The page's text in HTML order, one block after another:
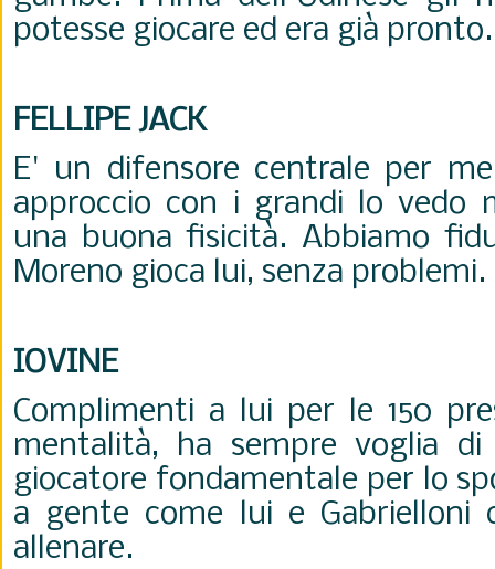
potesse giocare ed era già
FELLIPE JACK
E' un difensore centrale per
approccio con i grandi lo vedo
una buona fisicità. Abbiamo
Moreno gioca lui, senza problemi.
IOVINE
Complimenti a lui per le 150
mentalità, ha sempre voglia
giocatore fondamentale per lo
a gente come lui e Gabrielloni
allenare.